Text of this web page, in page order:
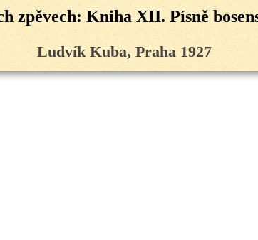
zpěvech: Kniha XII. Písně
Ludvík Kuba, Praha 1927